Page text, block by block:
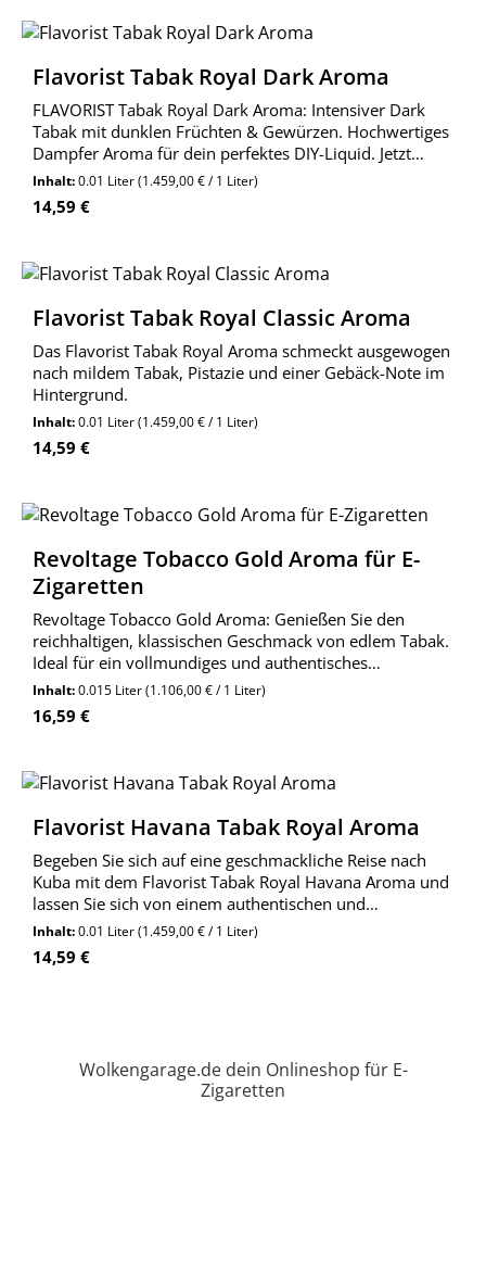
Flavorist Tabak Royal Dark Aroma
FLAVORIST Tabak Royal Dark Aroma: Intensiver Dark
Tabak mit dunklen Früchten & Gewürzen. Hochwertiges
Dampfer Aroma für dein perfektes DIY-Liquid. Jetzt
entdecken!
Inhalt:0.01 Liter(1.459,00 € / 1 Liter)
Regulärer Preis:
14,59 €
Flavorist Tabak Royal Classic Aroma
Das Flavorist Tabak Royal Aroma schmeckt ausgewogen
nach mildem Tabak, Pistazie und einer Gebäck-Note im
Hintergrund.
Inhalt:0.01 Liter(1.459,00 € / 1 Liter)
Regulärer Preis:
14,59 €
Revoltage Tobacco Gold Aroma für E-
Zigaretten
Revoltage Tobacco Gold Aroma: Genießen Sie den
reichhaltigen, klassischen Geschmack von edlem Tabak.
Ideal für ein vollmundiges und authentisches
Dampferlebnis!
Inhalt:0.015 Liter(1.106,00 € / 1 Liter)
Regulärer Preis:
16,59 €
Flavorist Havana Tabak Royal Aroma
Begeben Sie sich auf eine geschmackliche Reise nach
Kuba mit dem Flavorist Tabak Royal Havana Aroma und
lassen Sie sich von einem authentischen und
unvergesslichen Geschmackserlebnis auf Ihrer Zunge
verzaubern!
Inhalt:0.01 Liter(1.459,00 € / 1 Liter)
Regulärer Preis:
14,59 €
Wolkengarage.de dein Onlineshop für E-
Zigaretten